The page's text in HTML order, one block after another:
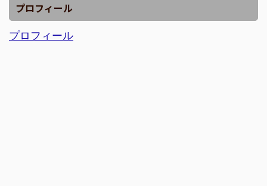
プロフィール
プロフィール